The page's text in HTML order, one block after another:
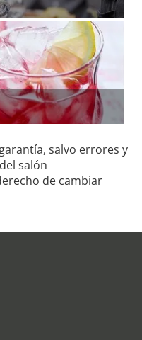
salvo errores y
salón
de cambiar